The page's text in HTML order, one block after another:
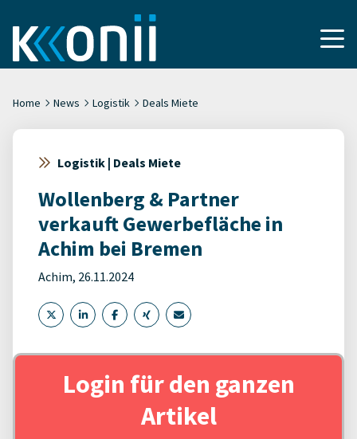
Home News Logistik Deals Miete
Logistik | Deals Miete
Wollenberg & Partner
verkauft Gewerbefläche in
Achim bei Bremen
Achim, 26.11.2024
Login für den ganzen
Artikel